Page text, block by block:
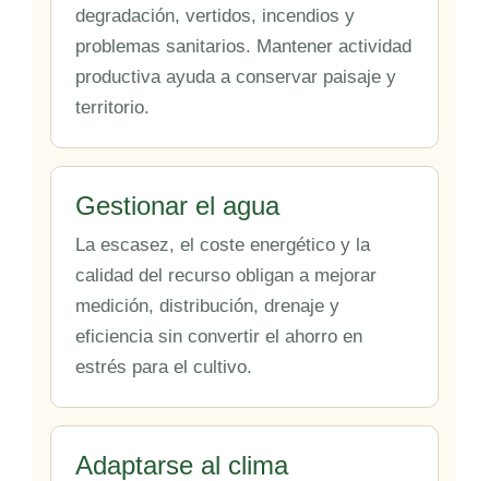
degradación, vertidos, incendios y
problemas sanitarios. Mantener actividad
productiva ayuda a conservar paisaje y
territorio.
Gestionar el agua
La escasez, el coste energético y la
calidad del recurso obligan a mejorar
medición, distribución, drenaje y
eficiencia sin convertir el ahorro en
estrés para el cultivo.
Adaptarse al clima